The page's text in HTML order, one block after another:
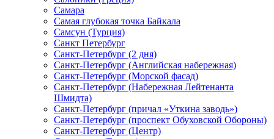
Самара
Самая глубокая точка Байкала
Самсун (Турция)
Санкт Петербург
Санкт-Петербург (2 дня)
Санкт-Петербург (Английская набережная)
Санкт-Петербург (Морской фасад)
Санкт-Петербург (Набережная Лейтенанта
Шмидта)
Санкт-Петербург (причал «Уткина заводь»)
Санкт-Петербург (проспект Обуховской Обороны)
Санкт-Петербург (Центр)